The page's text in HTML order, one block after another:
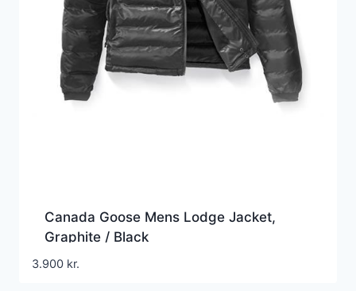
Canada Goose Mens Lodge Jacket,
Graphite / Black
3.900 kr.